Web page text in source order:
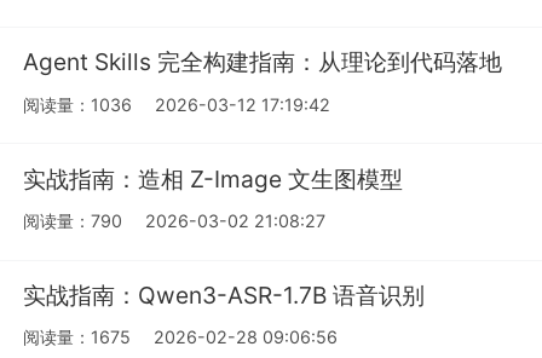
Agent Skills 完全构建指南：从理论到代码落地
阅读量：1036 2026-03-12 17:19:42
实战指南：造相 Z-Image 文生图模型
阅读量：790 2026-03-02 21:08:27
实战指南：Qwen3-ASR-1.7B 语音识别
阅读量：1675 2026-02-28 09:06:56